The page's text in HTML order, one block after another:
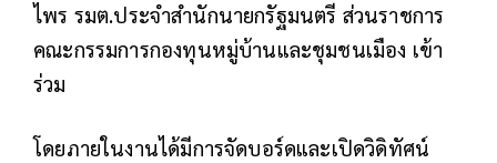
ไพร รมต.ประจำสำนักนายกรัฐมนตรี ส่วนราชการ
คณะกรรมการกองทุนหมู่บ้านและชุมชนเมือง เข้า
ร่วม
โดยภายในงานได้มีการจัดบอร์ดและเปิดวิดิทัศน์